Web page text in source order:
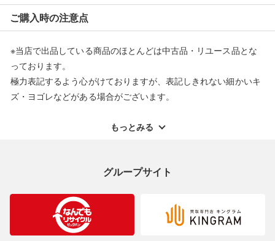
※オンラインストアで購入頂いた商品は、店頭での返品はお受け
できません。また、商品の修理及び交換に関しては承ることがで
返品・交換について
ご購入時の注意点
※当店で出品している商品のほとんどは中古品・リユース品とな
っております。
極力表記するよう心がけておりますが、表記しきれない細かいキ
ズ・ヨゴレなどがある場合がございます。
ご理解くださいますようお願い申し上げます。
合がございますのでご了承ください。
※表記したカラー名は、当社が判断した名称を掲載しています。
製造元が定めたカラー名と異なることもあります。色調などご不
もっとみる
グループサイト